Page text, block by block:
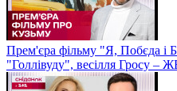
Прем'єра фільму "Я, Побєда і
"Голлівуду", весілля Гросу –